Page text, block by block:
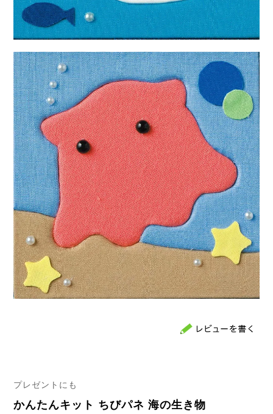
プレゼントにも
かんたんキット ちびパネ 海の生き物